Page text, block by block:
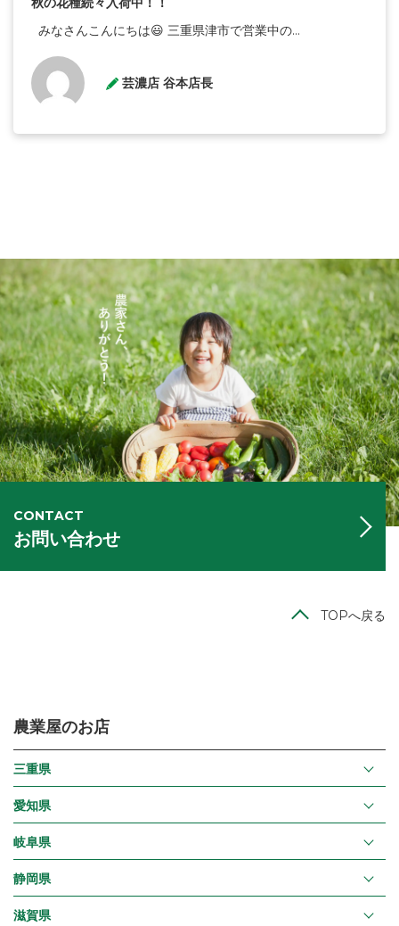
みなさんこんにちは😃 三重県津市で営業中の...
芸濃店 谷本店長
CONTACT
お問い合わせ
TOPへ戻る
農業屋のお店
三重県
愛知県
岐阜県
静岡県
滋賀県